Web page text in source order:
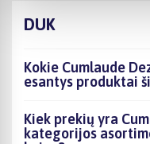
DUK
Kokie Cumlaude
esantys produktai
Kiek prekių yra
kategorijos